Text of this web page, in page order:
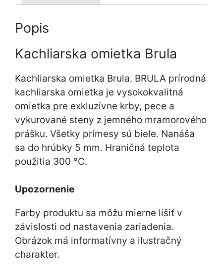
Popis
Kachliarska omietka Brula
Kachliarska omietka Brula. BRULA prírodná
kachliarska omietka je vysokokvalitná
omietka pre exkluzívne krby, pece a
vykurované steny z jemného mramorového
prášku. Všetky prímesy sú biele. Nanáša
sa do hrúbky 5 mm. Hraničná teplota
použitia 300 °C.
Upozornenie
Farby produktu sa môžu mierne líšiť v
závislosti od nastavenia zariadenia.
Obrázok má informatívny a ilustračný
charakter.